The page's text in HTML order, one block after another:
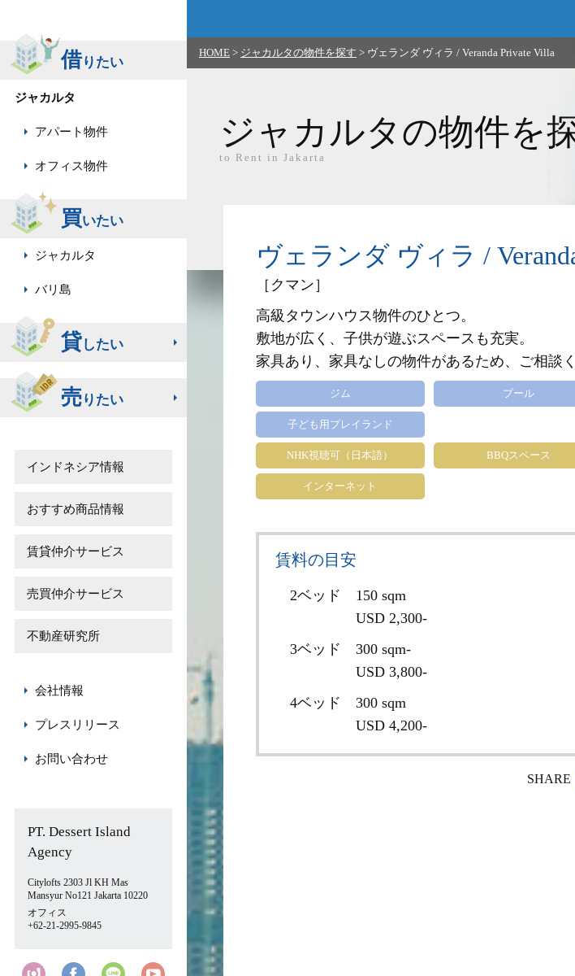
借りたい
ジャカルタ
アパート物件
オフィス物件
買いたい
ジャカルタ
バリ島
貸したい
売りたい
インドネシア情報
おすすめ商品情報
賃貸仲介サービス
売買仲介サービス
不動産研究所
会社情報
プレスリリース
お問い合わせ
PT. Dessert Island
Agency
Citylofts 2303 Jl KH Mas
Mansyur No121 Jakarta 10220
オフィス
+62-21-2995-9845
HOME > ジャカルタの物件を探す > ヴェランダ ヴィラ / Veranda Private Villa
ジャカルタの物件を
to Rent in Jakarta
ヴェランダ ヴィラ /
［クマン］
高級タウンハウス物件のひとつ。
敷地が広く、子供が遊ぶスペースも充実。
家具あり、家具なしの物件があるため、ご相談く
ジム プール
子ども用プレイランド
NHK視聴可（日本語） BBQスペース
インターネット
賃料の目安
2ベッド
150 sqm
USD 2,300-
3ベッド
300 sqm-
USD 3,800-
4ベッド
300 sqm
USD 4,200-
SHARE